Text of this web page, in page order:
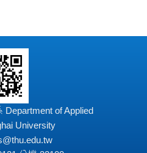
Department of Applied
University